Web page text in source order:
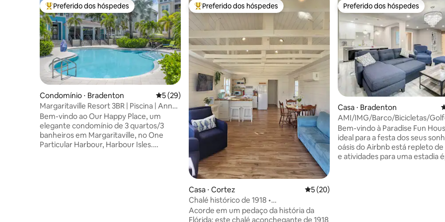
Entre os melhores preferidos dos hóspedes
Preferido dos hóspedes
Condomínio ⋅ Bradenton 5 de uma avaliação média de 5, 29 avaliações
5 (29)
Margaritaville Resort 3BR | Piscina | Anna
Maria
Bem-vindo ao Our Happy Place, um
elegante condomínio de 3 quartos/3
banheiros em Margaritaville, no One
Particular Harbour, Harbour Isles.
Entre os melhores preferidos dos hóspedes
Preferido dos hóspedes
Casa ⋅ Cortez 5 de uma avaliação média de 5, 20
5 (20)
Chalé histórico de 1918 •
Caminhe/pedale até as praias de AMI
Acorde em um pedaço da história da
Flórida: este chalé aconchegante de 1918
Preferido dos hóspedes
Preferido dos hóspedes
Casa ⋅ Bradenton
AMI/IMG/Barco/Bicicletas/
de
hidromassagem/Caiaque/
Bem-vindo à Paradise Fun
ideal para a festa dos seus
oásis do Airbnb está repleto
e atividades para uma estadia